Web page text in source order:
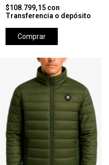
$108.799,15 con
Transferencia o depósito
Comprar